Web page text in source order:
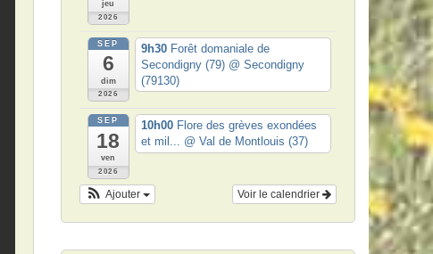
jeu
2026
SEP
6
dim
2026
9h30 Forêt domaniale de
Secondigny (79) @ Secondigny
(79130)
SEP
18
ven
2026
10h00 Flore des grèves exondées
et mil... @ Val de Montlouis (37)
Voir le calendrier
Ajouter